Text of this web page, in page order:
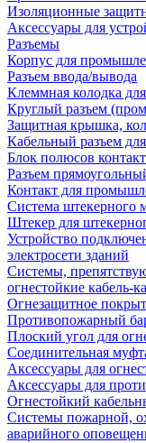
Изоляционные
Аксессуары для
Разъемы
Корпус для
Разъем ввода/вывода
Клеммная колодка
Круглый разъем
Защитная крышка,
Кабельный разъем
Блок полюсов
Разъем
Контакт для
Система штекерного
Штекер для
Устройство
электросети зданий
Системы,
огнестойкие кабель-
Огнезащитное
Противопожарный
Плоский угол для
Соединительная
Аксессуары для
Аксессуары для
Огнестойкий
Системы пожарной,
аварийного